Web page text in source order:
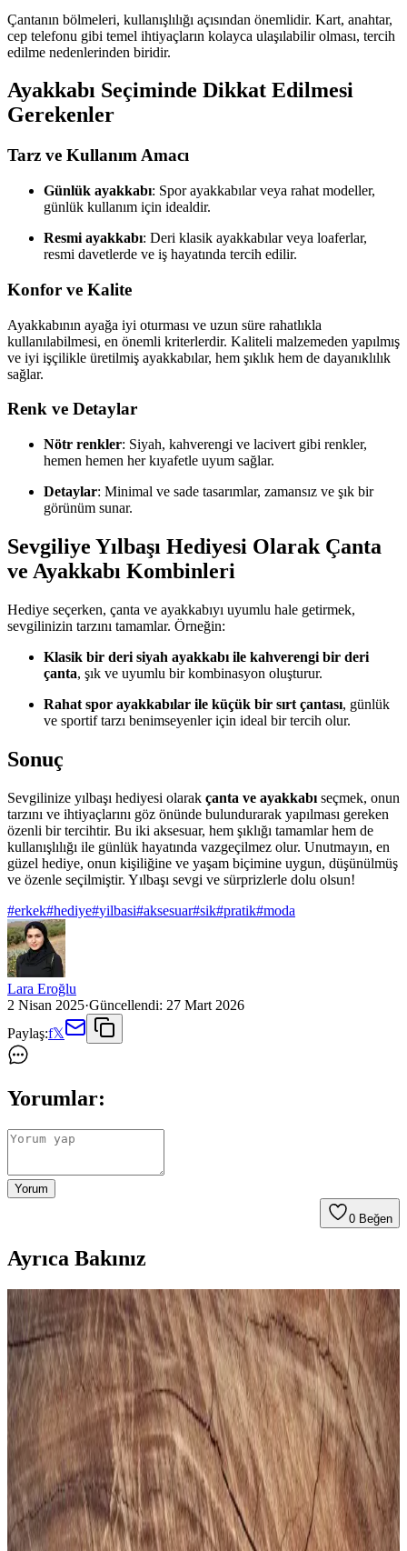
Çantanın bölmeleri, kullanışlılığı açısından önemlidir. Kart, anahtar,
cep telefonu gibi temel ihtiyaçların kolayca ulaşılabilir olması, tercih
edilme nedenlerinden biridir.
Ayakkabı Seçiminde Dikkat Edilmesi
Gerekenler
Tarz ve Kullanım Amacı
Günlük ayakkabı: Spor ayakkabılar veya rahat modeller,
günlük kullanım için idealdir.
Resmi ayakkabı: Deri klasik ayakkabılar veya loaferlar,
resmi davetlerde ve iş hayatında tercih edilir.
Konfor ve Kalite
Ayakkabının ayağa iyi oturması ve uzun süre rahatlıkla
kullanılabilmesi, en önemli kriterlerdir. Kaliteli malzemeden yapılmış
ve iyi işçilikle üretilmiş ayakkabılar, hem şıklık hem de dayanıklılık
sağlar.
Renk ve Detaylar
Nötr renkler: Siyah, kahverengi ve lacivert gibi renkler,
hemen hemen her kıyafetle uyum sağlar.
Detaylar: Minimal ve sade tasarımlar, zamansız ve şık bir
görünüm sunar.
Sevgiliye Yılbaşı Hediyesi Olarak Çanta
ve Ayakkabı Kombinleri
Hediye seçerken, çanta ve ayakkabıyı uyumlu hale getirmek,
sevgilinizin tarzını tamamlar. Örneğin:
Klasik bir deri siyah ayakkabı ile kahverengi bir deri
çanta, şık ve uyumlu bir kombinasyon oluşturur.
Rahat spor ayakkabılar ile küçük bir sırt çantası, günlük
ve sportif tarzı benimseyenler için ideal bir tercih olur.
Sonuç
Sevgilinize yılbaşı hediyesi olarak çanta ve ayakkabı seçmek, onun
tarzını ve ihtiyaçlarını göz önünde bulundurarak yapılması gereken
özenli bir tercihtir. Bu iki aksesuar, hem şıklığı tamamlar hem de
kullanışlılığı ile günlük hayatında vazgeçilmez olur. Unutmayın, en
güzel hediye, onun kişiliğine ve yaşam biçimine uygun, düşünülmüş
ve özenle seçilmiştir. Yılbaşı sevgi ve sürprizlerle dolu olsun!
#erkek#hediye#yilbasi#aksesuar#sik#pratik#moda
Lara Eroğlu
2 Nisan 2025·Güncellendi: 27 Mart 2026
Paylaş:f𝕏
Yorumlar:
Yorum
0 Beğen
Ayrıca Bakınız
Gezer Yazlık Erkek Terlik: Konfor ve Şıklık Sunan
Hafif ve Dayanıklı Tasarım
Gezer Yazlık Erkek Terlik, hafif, şık ve dayanıklı malzemeleriyle
günlük kullanımda konfor sağlar, sade tasarımıyla farklı tarzlara
uyum sağlar.
Puma Shuffle 309668-25 Erkek Günlük ve Spor
Kullanımına Uygun Ayakkabı
Puma Shuffle 309668-25, hafif yastıklama ve dayanıklı taban
özellikleriyle günlük ve spor aktivitelerinde konfor sağlar, şık ve
pratik tasarımıyla öne çıkar.